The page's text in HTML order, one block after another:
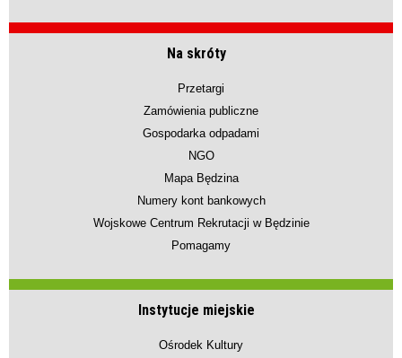
Na skróty
Przetargi
Zamówienia publiczne
Gospodarka odpadami
NGO
Mapa Będzina
Numery kont bankowych
Wojskowe Centrum Rekrutacji w Będzinie
Pomagamy
Instytucje miejskie
Ośrodek Kultury